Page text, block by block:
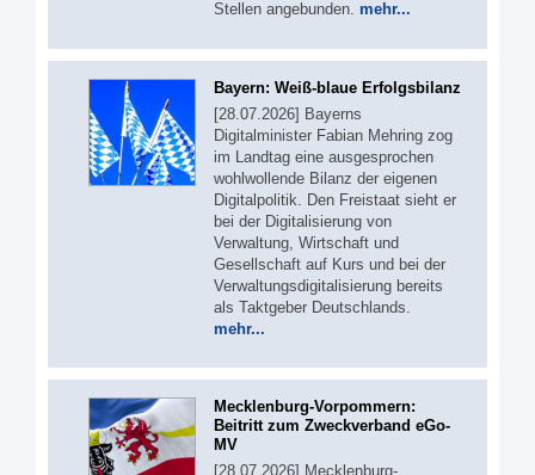
Stellen angebunden. mehr...
Bayern: Weiß-blaue Erfolgsbilanz
[28.07.2026] Bayerns
Digitalminister Fabian Mehring zog
im Landtag eine ausgesprochen
wohlwollende Bilanz der eigenen
Digitalpolitik. Den Freistaat sieht er
bei der Digitalisierung von
Verwaltung, Wirtschaft und
Gesellschaft auf Kurs und bei der
Verwaltungsdigitalisierung bereits
als Taktgeber Deutschlands.
mehr...
Mecklenburg-Vorpommern:
Beitritt zum Zweckverband eGo-
MV
[28.07.2026] Mecklenburg-